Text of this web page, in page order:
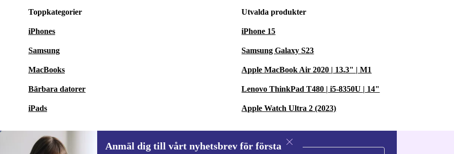
Toppkategorier
iPhones
Samsung
MacBooks
Bärbara datorer
iPads
Utvalda produkter
iPhone 15
Samsung Galaxy S23
Apple MacBook Air 2020 | 13.3" | M1
Lenovo ThinkPad T480 | i5-8350U | 14"
Apple Watch Ultra 2 (2023)
Anmäl dig till vårt nyhetsbrev för första